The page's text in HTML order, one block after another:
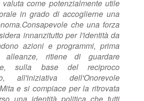
come potenzialmente utile
in grado di accoglierne una
Consapevole che una forza
innanzitutto per l'identità da
azioni e programmi, prima
alleanze, ritiene di guardare
sulla base del reciproco
all'iniziativa dell'Onorevole
e si compiace per la ritrovata
una identità politica che tutti